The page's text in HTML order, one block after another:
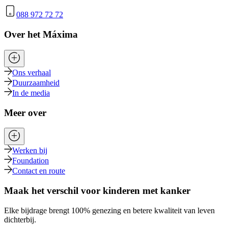
088 972 72 72
Over het Máxima
Ons verhaal
Duurzaamheid
In de media
Meer over
Werken bij
Foundation
Contact en route
Maak het verschil voor kinderen met kanker
Elke bijdrage brengt 100% genezing en betere kwaliteit van leven
dichterbij.